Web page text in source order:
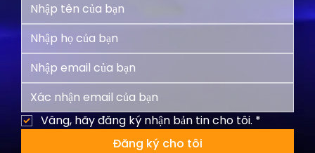
Vâng, hãy đăng ký nhận bản tin cho tôi. *
Đăng ký cho tôi